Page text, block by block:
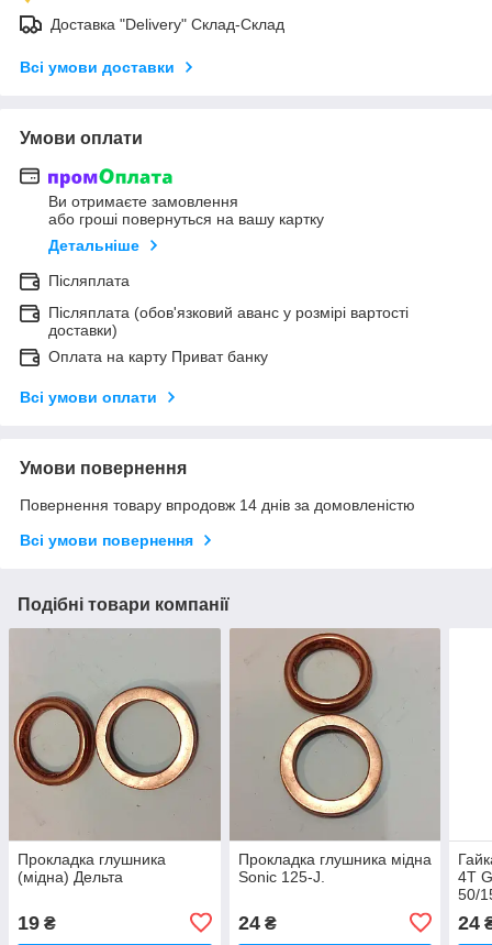
Доставка "Delivery" Склад-Склад
Всі умови доставки
Умови оплати
Ви отримаєте замовлення
або гроші повернуться на вашу картку
Детальніше
Післяплата
Післяплата (обов'язковий аванс у розмірі вартості
доставки)
Оплата на карту Приват банку
Всі умови оплати
Умови повернення
Повернення товару впродовж 14 днів за домовленістю
Всі умови повернення
Подібні товари компанії
Прокладка глушника
(мідна) Дельта
19 ₴
Прокладка глушника мідна
Sonic 125-J.
24₴
4T
50/
24